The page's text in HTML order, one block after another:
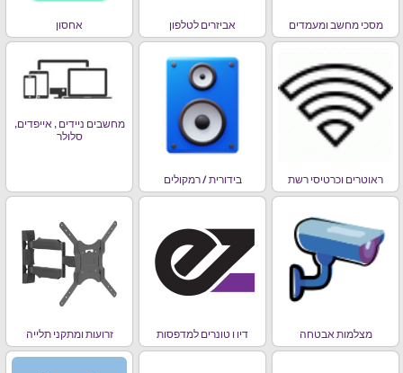
מסכי מחשב ומעמדים אביזרים לטלפון אחסון
ראוטרים וכרטיסי רשת בידורית / רמקולים
מחשבים ניידים , אייפדים,
סלולר
מצלמות אבטחה דיו ו טונרים למדפסות זרועות ומתקני תלייה